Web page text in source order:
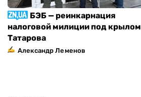
БЭБ — реинкарнация
налоговой милиции под крылом
Татарова
Александр Леменов